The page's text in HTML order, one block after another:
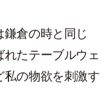
倉の時と同じ
れたテーブルウェ
私の物欲を刺激す